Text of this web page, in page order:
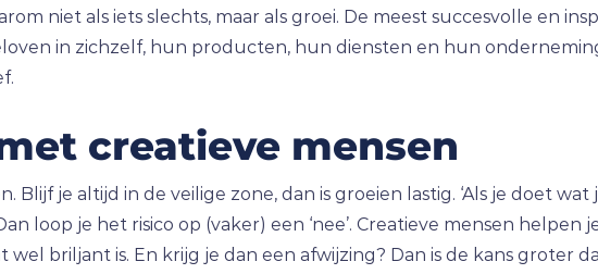
niet als iets slechts, maar als groei. De meest succesvolle en
in zichzelf, hun producten, hun diensten en hun
creatieve mensen
Blijf je altijd in de veilige zone, dan is groeien lastig. ‘Als je doet
loop je het risico op (vaker) een ‘nee’. Creatieve mensen
wel briljant is. En krijg je dan een afwijzing? Dan is de kans groter